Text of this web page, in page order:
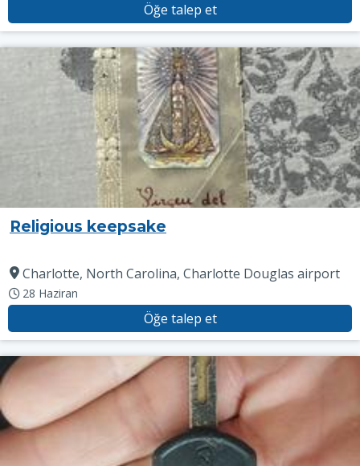
Öğe talep et
Religious keepsake
Charlotte, North Carolina, Charlotte Douglas airport
28 Haziran
Öğe talep et